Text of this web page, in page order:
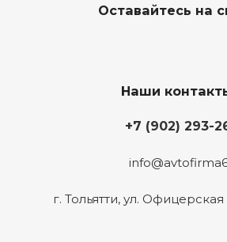
Оставайтесь на
Наши
+7 (902) 293-
г. Тольятти, ул.